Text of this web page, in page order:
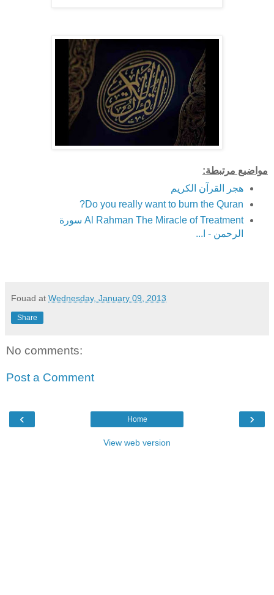
مواضيع مرتبطة:
هجر القرآن الكريم
Do you really want to burn the Quran?
Al Rahman The Miracle of Treatment سورة
الرحمن - ا...
Fouad at Wednesday, January 09, 2013
Share
No comments:
Post a Comment
‹ ›
Home
View web version